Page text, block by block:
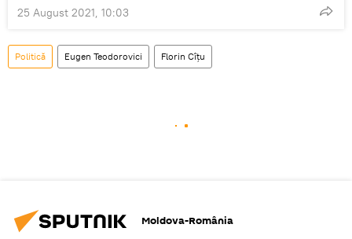
25 August 2021, 10:03
Politică Eugen Teodorovici Florin Cîţu
Moldova-România